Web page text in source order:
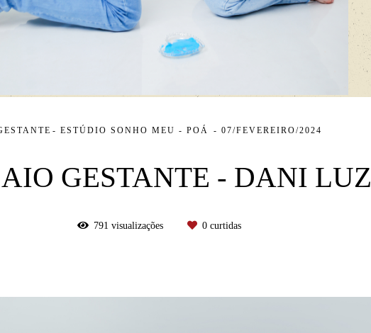
ESTÚDIO SONHO MEU - POÁ 07/FEVEREIRO/2024
GESTANTE - DANI LUZ
791 visualizações 0curtidas